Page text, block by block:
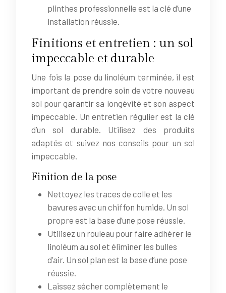
plinthes professionnelle est la clé d’une
installation réussie.
Finitions et entretien : un sol
impeccable et durable
Une fois la pose du linoléum terminée, il est
important de prendre soin de votre nouveau
sol pour garantir sa longévité et son aspect
impeccable. Un entretien régulier est la clé
d’un sol durable. Utilisez des produits
adaptés et suivez nos conseils pour un sol
impeccable.
Finition de la pose
Nettoyez les traces de colle et les
bavures avec un chiffon humide. Un sol
propre est la base d’une pose réussie.
Utilisez un rouleau pour faire adhérer le
linoléum au sol et éliminer les bulles
d’air. Un sol plan est la base d’une pose
réussie.
Laissez sécher complètement le